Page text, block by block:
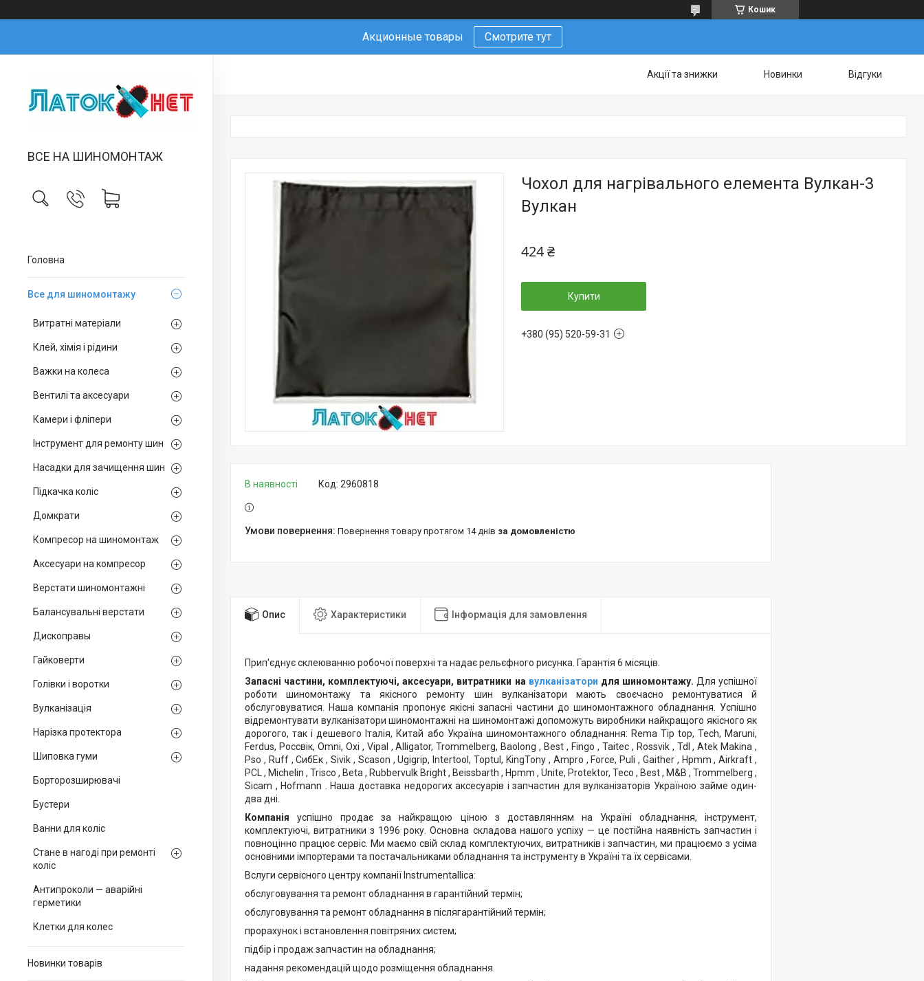
Кошик
Акционные товары Смотрите тут
ВСЕ НА ШИНОМОНТАЖ
Головна
Все для шиномонтажу
Витратні матеріали
Клей, хімія і рідини
Важки на колеса
Вентилі та аксесуари
Камери і фліпери
Інструмент для ремонту шин
Насадки для зачищення шин
Підкачка коліс
Домкрати
Компресор на шиномонтаж
Аксесуари на компресор
Верстати шиномонтажні
Балансувальні верстати
Дископравы
Гайковерти
Голівки і воротки
Вулканізація
Нарізка протектора
Шиповка гуми
Борторозширювачі
Бустери
Ванни для коліс
Стане в нагоді при ремонті
коліс
Антипроколи — аварійні
герметики
Клетки для колес
Новинки товарів
Акції та знижки Новинки Відгуки
Чохол для нагрівального елемента Вулкан-3
Вулкан
424 ₴
Купити
+380 (95) 520-59-31
В наявності Код: 2960818
повернення товару протягом 14 днів за домовленістю
Опис Характеристики Інформація для замовлення
Прип'єднує склеюванню робочої поверхні та надає рельєфного рисунка. Гарантія 6 місяців.
Запасні частини, комплектуючі, аксесуари, витратники на вулканізатори для шиномонтажу. Для успішної
роботи шиномонтажу та якісного ремонту шин вулканізатори мають своєчасно ремонтуватися й
обслуговуватися. Наша компанія пропонує якісні запасні частини до шиномонтажного обладнання. Успішно
відремонтувати вулканізатори шиномонтажні на шиномонтажі допоможуть виробники найкращого якісного як
дорогого, так і дешевого Італія, Китай або Україна шиномонтажного обладнання: Rema Tip top, Tech, Maruni,
Ferdus, Россвік, Omni, Oxi , Vipal , Alligator, Trommelberg, Baolong , Best , Fingo , Taitec , Rossvik , Tdl , Atek Makina ,
Pso , Ruff , СибЕк , Sivik , Scason , Ugigrip, Intertool, Toptul, KingTony , Ampro , Force, Puli , Gaither , Hpmm , Airkraft ,
PCL , Michelin , Trisco , Beta , Rubbervulk Bright , Beissbarth , Hpmm , Unite, Protektor, Teco , Best , M&B , Trommelberg ,
Sicam , Hofmann . Наша доставка недорогих аксесуарів і запчастин для вулканізаторів Україною займе один-
два дні.
Компаніяуспішно продає за найкращою ціною з доставлянням на Україні обладнання, інструмент,
комплектуючі, витратники з 1996 року. Основна складова нашого успіху — це постійна наявність запчастин і
повноцінно працює сервіс. Ми маємо свій склад комплектуючих, витратників і запчастин, ми працюємо з усіма
основними імпортерами та постачальниками обладнання та інструменту в Україні та їх сервісами.
Вслуги сервісного центру компанії Instrumentallica:
обслуговування та ремонт обладнання в гарантійний термін;
обслуговування та ремонт обладнання в післягарантійний термін;
прорахунок і встановлення повітряних систем;
підбір і продаж запчастин на обладнання;
надання рекомендацій щодо розміщення обладнання.